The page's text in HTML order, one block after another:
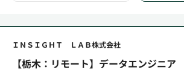
ＩＮＳＩＧＨＴ ＬＡＢ株式会社
【栃木：リモート】データエンジニア